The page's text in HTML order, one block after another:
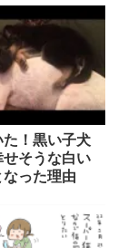
！黒い子犬
せそうな白い
った理由